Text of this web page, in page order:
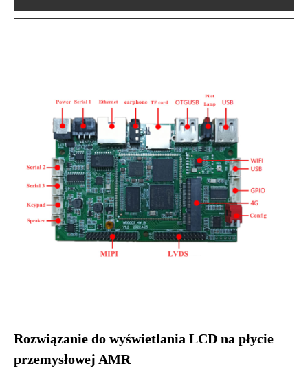
Rozwiązanie do wyświetlania LCD na płycie
przemysłowej AMR